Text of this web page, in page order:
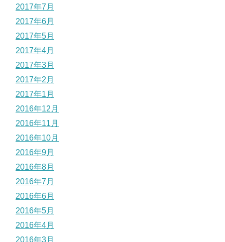
2017年7月
2017年6月
2017年5月
2017年4月
2017年3月
2017年2月
2017年1月
2016年12月
2016年11月
2016年10月
2016年9月
2016年8月
2016年7月
2016年6月
2016年5月
2016年4月
2016年3月